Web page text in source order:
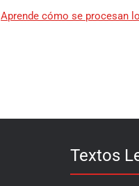
Aprende cómo se procesan
Textos